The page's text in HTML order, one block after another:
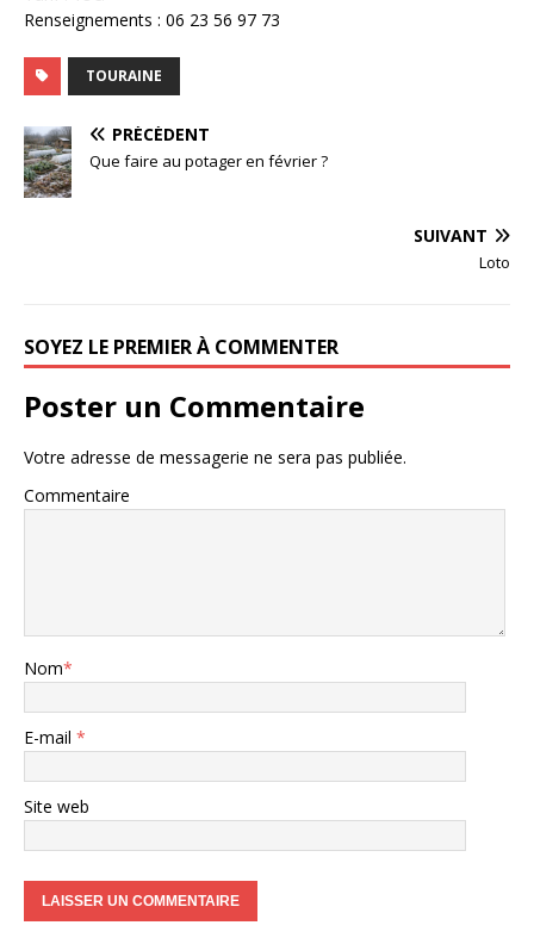
Renseignements : 06 23 56 97 73
TOURAINE
PRÉCÉDENT
Que faire au potager en février ?
SUIVANT
Loto
SOYEZ LE PREMIER À COMMENTER
Poster un Commentaire
Votre adresse de messagerie ne sera pas publiée.
Commentaire
Nom*
E-mail *
Site web